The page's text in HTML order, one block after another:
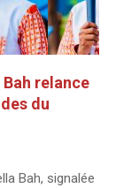
Bah relance
du
Bah, signalée